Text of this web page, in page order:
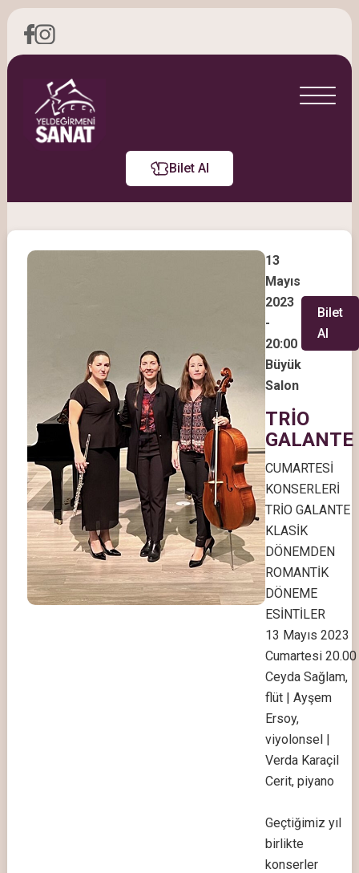
Bilet Al
13
Mayıs
2023
-
20:00
Büyük
Salon
Bilet
Al
TRİO
GALANTE
CUMARTESİ
KONSERLERİ
TRİO GALANTE
KLASİK
DÖNEMDEN
ROMANTİK
DÖNEME
ESİNTİLER
13 Mayıs 2023
Cumartesi 20.00
Ceyda Sağlam,
flüt | Ayşem
Ersoy,
viyolonsel |
Verda Karaçil
Cerit, piyano
Geçtiğimiz yıl
birlikte
konserler